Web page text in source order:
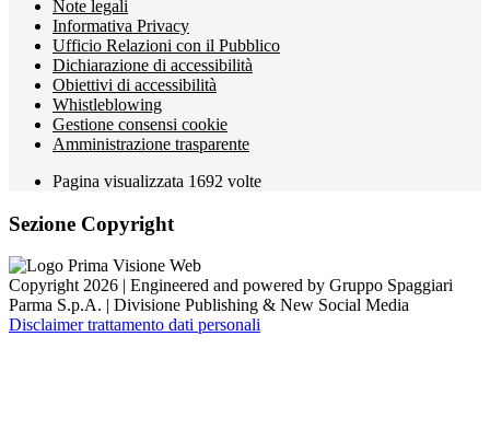
Note legali
Informativa Privacy
Ufficio Relazioni con il Pubblico
Dichiarazione di accessibilità
Obiettivi di accessibilità
Whistleblowing
Gestione consensi cookie
Amministrazione trasparente
Pagina visualizzata 1692 volte
Sezione Copyright
Copyright 2026 | Engineered and powered by Gruppo Spaggiari
Parma S.p.A. | Divisione Publishing & New Social Media
Disclaimer trattamento dati personali